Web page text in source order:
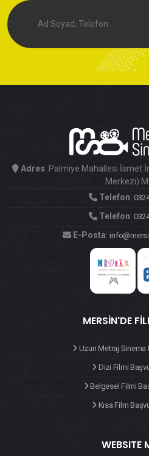
Hayallerini
bekliyoruz! Cin...
Bir Film Şehri Mersin, BSB
Bir Film Şehri Olarak Mersin
Mersin Sinema Ofisi (MSO),
Film ekibi Başkan Vahap
Paydaş Ziyaretleri
Kesilmiş Bir Ağaç Gibi
Mersin Sinema Ofisi, Tarihi
Dijital Lokasy...
Adres: Palmiye Mahallesi İsmet
Merkezi)
Telefon:
Telefon:
E-Posta:
MERSIN'DE
Uzun Metraj Sinema
Dizi Filmi
Belgesel Filmi
Kısa Film
WEBSITE